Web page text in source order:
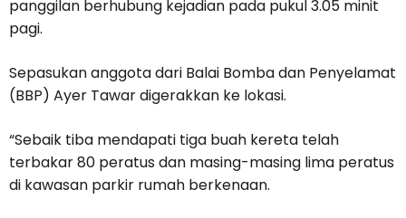
panggilan berhubung kejadian pada pukul 3.05 minit
pagi.
Sepasukan anggota dari Balai Bomba dan Penyelamat
(BBP) Ayer Tawar digerakkan ke lokasi.
“Sebaik tiba mendapati tiga buah kereta telah
terbakar 80 peratus dan masing-masing lima peratus
di kawasan parkir rumah berkenaan.